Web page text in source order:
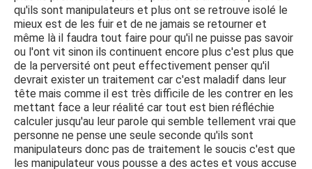
qu'ils sont manipulateurs et plus ont se retrouve isolé le
mieux est de les fuir et de ne jamais se retourner et
même là il faudra tout faire pour qu'il ne puisse pas savoir
ou l'ont vit sinon ils continuent encore plus c'est plus que
de la perversité ont peut effectivement penser qu'il
devrait exister un traitement car c'est maladif dans leur
tête mais comme il est très difficile de les contrer en les
mettant face a leur réalité car tout est bien réfléchie
calculer jusqu'au leur parole qui semble tellement vrai que
personne ne pense une seule seconde qu'ils sont
manipulateurs donc pas de traitement le soucis c'est que
les manipulateur vous pousse a des actes et vous accuse